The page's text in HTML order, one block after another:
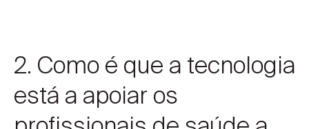
2. Como é que a tecnologia
está a apoiar os